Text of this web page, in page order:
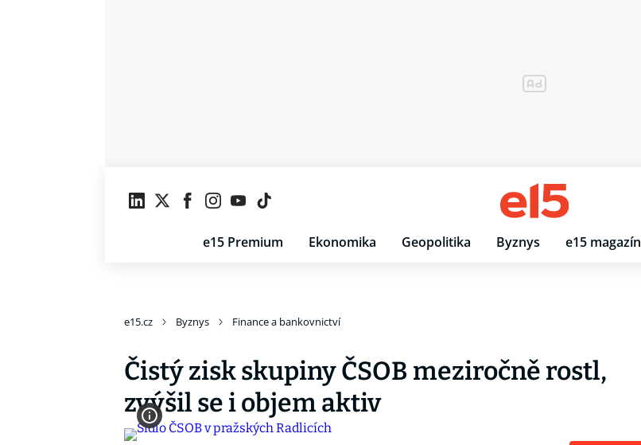
e15 Premium Ekonomika Geopolitika Byznys e15 magazín
e15.cz Byznys Finance a bankovnictví
Čistý zisk skupiny ČSOB meziročně rostl,
zvýšil se i objem aktiv